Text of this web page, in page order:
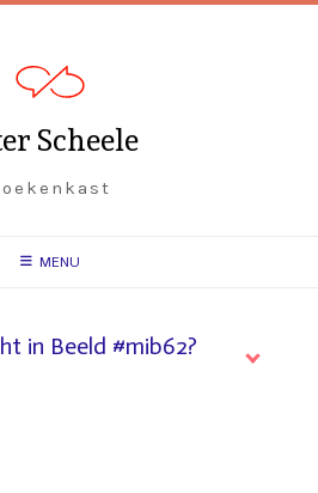
Scheele
MENU
in Beeld #mib62?